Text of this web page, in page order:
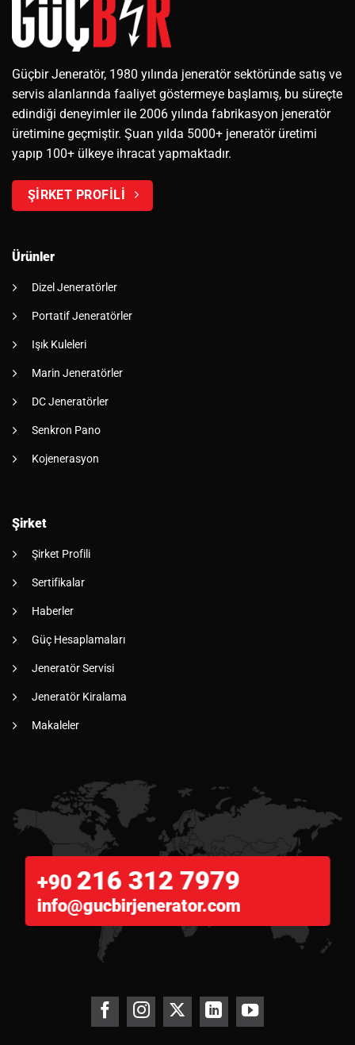
Güçbir Jeneratör, 1980 yılında jeneratör sektöründe satış ve
servis alanlarında faaliyet göstermeye başlamış, bu süreçte
edindiği deneyimler ile 2006 yılında fabrikasyon jeneratör
üretimine geçmiştir. Şuan yılda 5000+ jeneratör üretimi
yapıp 100+ ülkeye ihracat yapmaktadır.
ŞİRKET PROFİLİ
Ürünler
Dizel Jeneratörler
Portatif Jeneratörler
Işık Kuleleri
Marin Jeneratörler
DC Jeneratörler
Senkron Pano
Kojenerasyon
Şirket
Şirket Profili
Sertifikalar
Haberler
Güç Hesaplamaları
Jeneratör Servisi
Jeneratör Kiralama
Makaleler
+90 216 312 7979
info@gucbirjenerator.com